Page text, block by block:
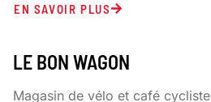
EN SAVOIR PLUS
LE BON WAGON
Magasin de vélo et café cycliste